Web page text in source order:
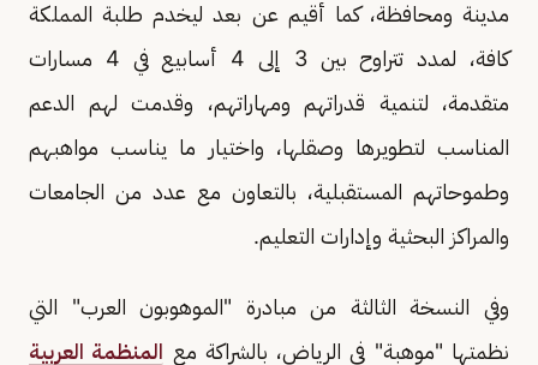
مدينة ومحافظة، كما أقيم عن بعد ليخدم طلبة المملكة
كافة، لمدد تتراوح بين 3 إلى 4 أسابيع في 4 مسارات
متقدمة، لتنمية قدراتهم ومهاراتهم، وقدمت لهم الدعم
المناسب لتطويرها وصقلها، واختيار ما يناسب مواهبهم
وطموحاتهم المستقبلية، بالتعاون مع عدد من الجامعات
والمراكز البحثية وإدارات التعليم.
وفي النسخة الثالثة من مبادرة "الموهوبون العرب" التي
نظمتها "موهبة" في الرياض، بالشراكة مع المنظمة العربية